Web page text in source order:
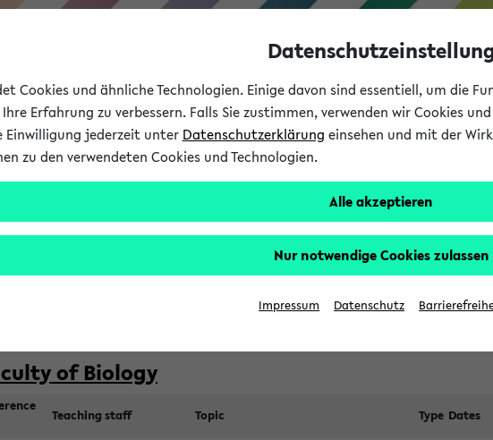
Research Studies
taught in English
of Biology
Teaching staff Topic Type Dates
Cookies und ähnliche Technologien. Einige davon sind essentiell, um die
Erfahrung zu verbessern. Falls Sie zustimmen, verwenden wir Cookies
Einwilligung jederzeit unter Datenschutzerklärung einsehen und mit der
zu den verwendeten Cookies und Technologien.
Alle akzeptieren
Nur notwendige Cookies zulassen
Impressum Datenschutz